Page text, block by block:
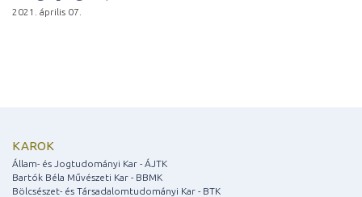
2021. április 07.
KAROK
Állam- és Jogtudományi Kar - ÁJTK
Bartók Béla Művészeti Kar - BBMK
Bölcsészet- és Társadalomtudományi Kar - BTK